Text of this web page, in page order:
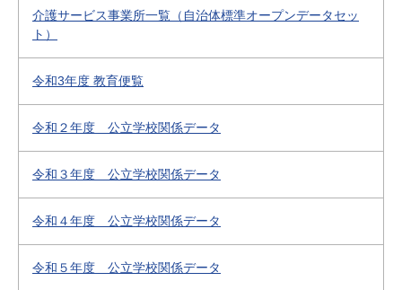
介護サービス事業所一覧（自治体標準オープンデータセッ
ト）
令和3年度 教育便覧
令和２年度 公立学校関係データ
令和３年度 公立学校関係データ
令和４年度 公立学校関係データ
令和５年度 公立学校関係データ